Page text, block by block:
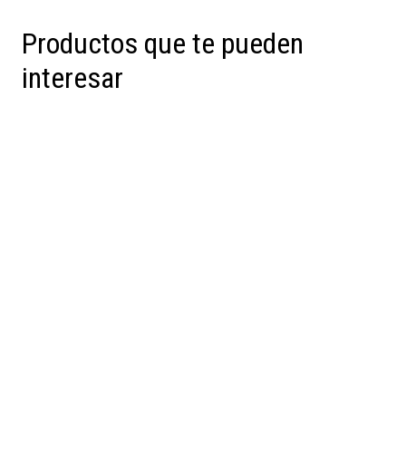
Productos que te pueden
interesar